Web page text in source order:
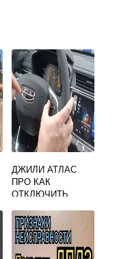
ДЖИЛИ АТЛАС
ПРО КАК
ОТКЛЮЧИТЬ